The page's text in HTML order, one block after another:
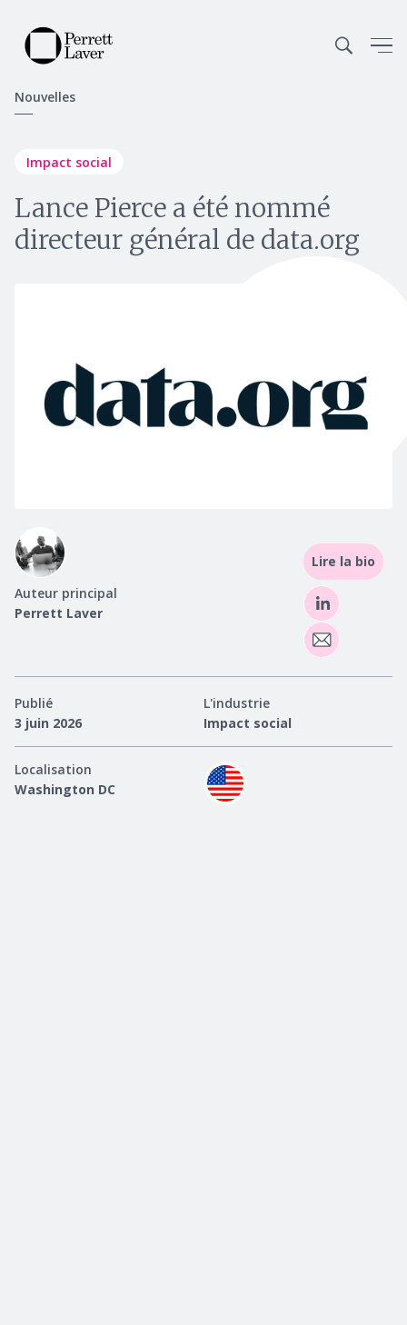
Nouvelles
Impact social
Lance Pierce a été nommé
directeur général de data.org
Auteur principal
Perrett Laver
Lire la bio
Publié
3 juin 2026
L'industrie
Impact social
Localisation
Washington DC